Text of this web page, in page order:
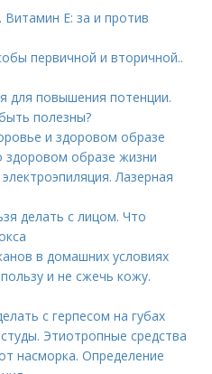
Е: за и против
первичной и вторичной..
для повышения потенции.
полезны?
и здоровом образе
образе жизни
Лазерная
делать с лицом. Что
в домашних условиях
и не сжечь кожу.
с герпесом на губах
Этиотропные средства
насморка. Определение